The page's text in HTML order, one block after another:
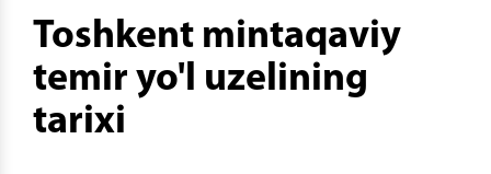
Toshkent mintaqaviy
temir yo'l uzelining
tarixi